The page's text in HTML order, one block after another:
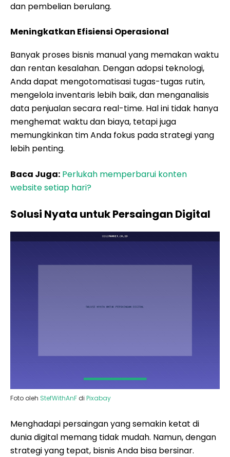
dan pembelian berulang.
Meningkatkan Efisiensi Operasional
Banyak proses bisnis manual yang memakan waktu
dan rentan kesalahan. Dengan adopsi teknologi,
Anda dapat mengotomatisasi tugas-tugas rutin,
mengelola inventaris lebih baik, dan menganalisis
data penjualan secara real-time. Hal ini tidak hanya
menghemat waktu dan biaya, tetapi juga
memungkinkan tim Anda fokus pada strategi yang
lebih penting.
Baca Juga: Perlukah memperbarui konten
website setiap hari?
Solusi Nyata untuk Persaingan Digital
Foto oleh StefWithAnF di Pixabay
Menghadapi persaingan yang semakin ketat di
dunia digital memang tidak mudah. Namun, dengan
strategi yang tepat, bisnis Anda bisa bersinar.